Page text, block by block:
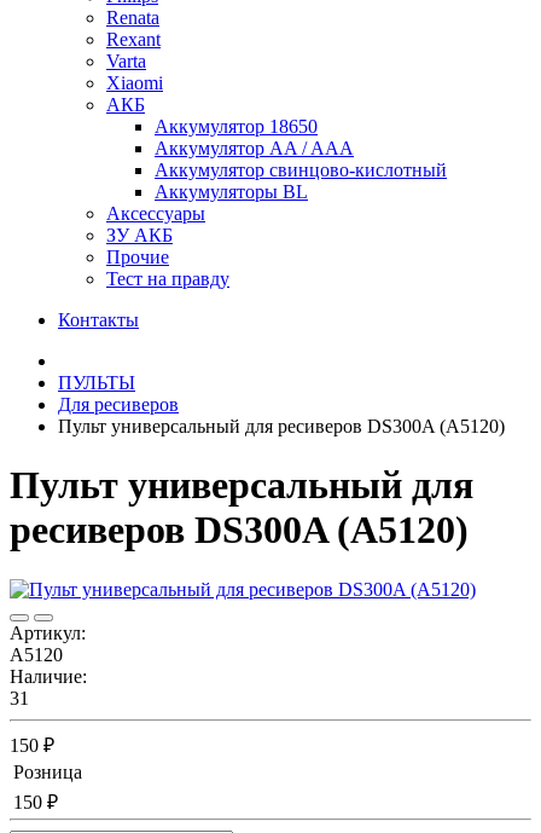
Renata
Rexant
Varta
Xiaomi
АКБ
Аккумулятор 18650
Аккумулятор AA / AAA
Аккумулятор свинцово-кислотный
Аккумуляторы BL
Аксессуары
ЗУ АКБ
Прочие
Тест на правду
Контакты
ПУЛЬТЫ
Для ресиверов
Пульт универсальный для ресиверов DS300A (A5120)
Пульт универсальный для
ресиверов DS300A (A5120)
Артикул:
A5120
Наличие:
31
150 ₽
Розница
150 ₽